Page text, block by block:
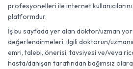
profesyonelleri ile internet
platformdur.
İş bu sayfada yer alan doktor/uzman
değerlendirmeleri, ilgili doktorun/
emri, talebi, önerisi, tavsiyesi ve/veya
hasta/danışan tarafından bağımsız